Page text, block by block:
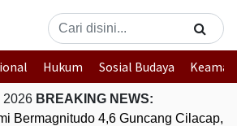
Hukum Sosial Budaya
2026 BREAKING NEWS:
Bermagnitudo 4,6 Guncang Cilacap,